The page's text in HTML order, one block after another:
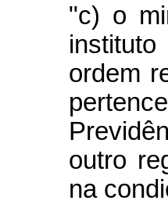
"c) o
ordem
outro
na